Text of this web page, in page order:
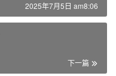
2025年7月5日 am8:06
下一篇